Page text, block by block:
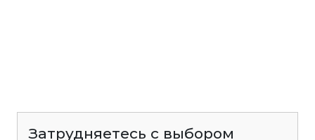
Затрудняетесь с выбором